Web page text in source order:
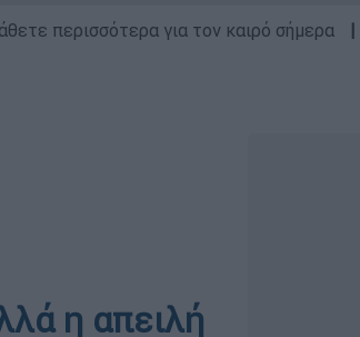
περισσότερα για τον καιρό σήμερα
η απειλή